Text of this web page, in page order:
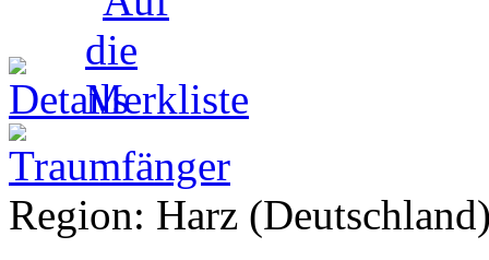
Region: Harz